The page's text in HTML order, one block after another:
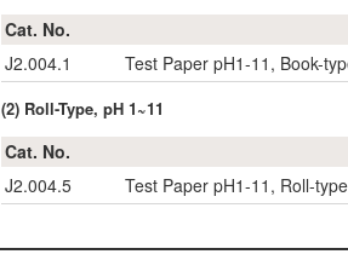
Cat. No.
J2.004.1
Test Paper pH1-11, Book-
(2) Roll-Type, pH 1~11
Cat. No.
J2.004.5
Test Paper pH1-11, Roll-